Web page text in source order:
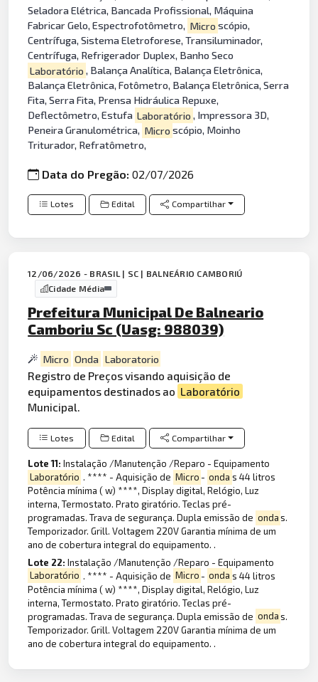
Seladora Elétrica, Bancada Profissional, Máquina
Fabricar Gelo, Espectrofotômetro, Micro scópio,
Centrífuga, Sistema Eletroforese, Transiluminador,
Centrífuga, Refrigerador Duplex, Banho Seco
Laboratório , Balança Analítica, Balança Eletrônica,
Balança Eletrônica, Fotômetro, Balança Eletrônica, Serra
Fita, Serra Fita, Prensa Hidráulica Repuxe,
Deflectômetro, Estufa Laboratório , Impressora 3D,
Peneira Granulométrica, Micro scópio, Moinho
Triturador, Refratômetro,
Data do Pregão:02/07/2026
Lotes Edital Compartilhar
12/06/2026 - BRASIL | SC | BALNEÁRIO CAMBORIÚ
Cidade Média
Prefeitura Municipal De Balneario
Camboriu Sc (Uasg: 988039)
Micro Onda Laboratorio
Registro de Preços visando aquisição de
equipamentos destinados ao Laboratório
Municipal.
Lotes Edital Compartilhar
Lote 11:Instalação /Manutenção /Reparo - Equipamento
Laboratório . **** - Aquisição de Micro - onda s 44 litros
Potência mínima ( w) ****, Display digital, Relógio, Luz
interna, Termostato. Prato giratório. Teclas pré-
programadas. Trava de segurança. Dupla emissão de ondas.
Temporizador. Grill. Voltagem 220V Garantia mínima de um
ano de cobertura integral do equipamento. .
Lote 22:Instalação /Manutenção /Reparo - Equipamento
Laboratório . **** - Aquisição de Micro - onda s 44 litros
Potência mínima ( w) ****, Display digital, Relógio, Luz
interna, Termostato. Prato giratório. Teclas pré-
programadas. Trava de segurança. Dupla emissão de ondas.
Temporizador. Grill. Voltagem 220V Garantia mínima de um
ano de cobertura integral do equipamento. .